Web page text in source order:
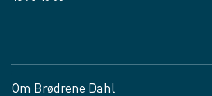
Om Brødrene Dahl